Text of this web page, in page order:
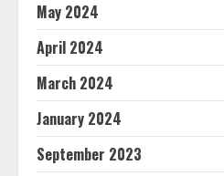
May 2024
April 2024
March 2024
January 2024
September 2023